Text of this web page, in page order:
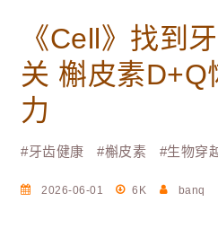
《Cell》找到
关 槲皮素D+Q
力
#牙齿健康 #槲皮素 #生物穿
2026-06-01 6K banq